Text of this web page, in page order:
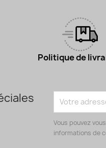
Politique de
Vous pouvez
informations de